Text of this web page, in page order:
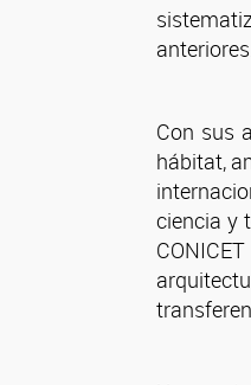
Con sus
hábitat,
ciencia y